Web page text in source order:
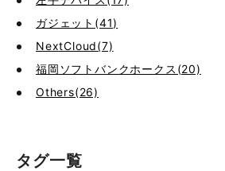
ガジェット(41)
NextCloud(7)
福岡ソフトバンクホークス(20)
Others(26)
タグ一覧